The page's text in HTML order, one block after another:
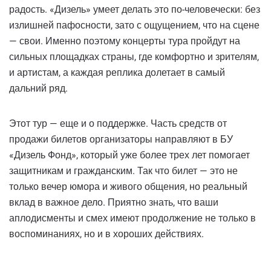
радость. «Дизель» умеет делать это по-человечески: без
излишней пафосности, зато с ощущением, что на сцене
— свои. Именно поэтому концерты тура пройдут на
сильных площадках страны, где комфортно и зрителям,
и артистам, а каждая реплика долетает в самый
дальний ряд.
Этот тур — еще и о поддержке. Часть средств от
продажи билетов организаторы направляют в БУ
«Дизель Фонд», который уже более трех лет помогает
защитникам и гражданским. Так что билет — это не
только вечер юмора и живого общения, но реальный
вклад в важное дело. Приятно знать, что ваши
аплодисменты и смех имеют продолжение не только в
воспоминаниях, но и в хороших действиях.